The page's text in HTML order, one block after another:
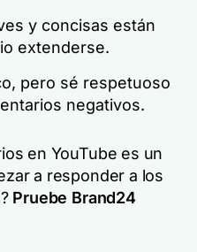
y concisas están
extenderse.
pero sé respetuoso
negativos.
en YouTube es un
a responder a los
Pruebe Brand24